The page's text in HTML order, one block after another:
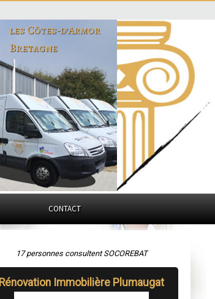
les Côtes-d'Armor
Bretagne
CONTACT
17 personnes consultent SOCOREBAT
Rénovation Immobilière Plumaugat